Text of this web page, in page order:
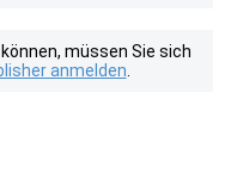
müssen Sie sich
anmelden